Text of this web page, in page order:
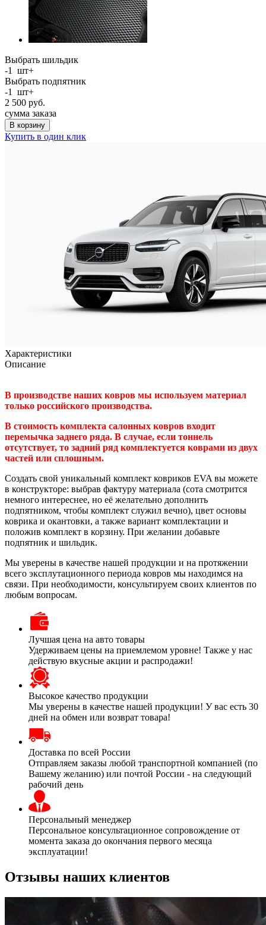
Выбрать шильдик
-1 шт+
Выбрать подпятник
-1 шт+
2 500 руб.
сумма заказа
В корзину
Купить в один клик
Характеристики
Описание
В производстве наших ковров мы используем материал
только российского производства.
В стоимость комплекта салонных ковров входит
перемычка заднего ряда. В случае, если тоннель
отсутствует, то задний ряд комплектуется коврами из двух
частей или сплошным.
Создать свой уникальный комплект ковриков EVA вы можете
в конструкторе: выбрав фактуру материала (сота смотрится
немного интереснее, но её желательно дополнить
подпятником, чтобы комплект служил вечно), цвет основы
коврика и окантовки, а также вариант комплектации и
положив комплект в корзину. При желании добавьте
подпятник и шильдик.
Мы уверены в качестве нашей продукции и на протяжении
всего эксплутационного периода ковров мы находимся на
связи. При необходимости, консультируем своих клиентов по
любым вопросам.
Лучшая цена на авто товары
Удерживаем цены на приемлемом уровне! Также у нас
действую вкусные акции и распродажи!
Высокое качество продукции
Мы уверены в качестве нашей продукции! У вас есть 30
дней на обмен или возврат товара!
Доставка по всей России
Отправляем заказы любой транспортной компанией (по
Вашему желанию) или почтой России - на следующий
рабочий день
Персональный менеджер
Персональное консультационное сопровождение от
момента заказа до окончания первого месяца
эксплуатации!
Отзывы наших клиентов